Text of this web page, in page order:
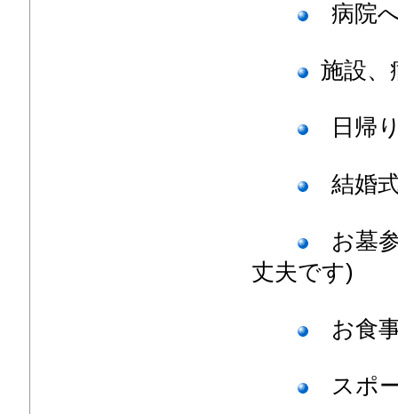
病院
施設、
日帰
結婚
お墓
丈夫です)
お食
スポ